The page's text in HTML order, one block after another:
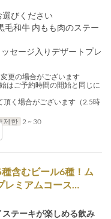
びください
毛和牛 内もも肉のステー
セージ入りデザートプレ
更の場合がございます
はご予約時間の開始と同じに
く場合がございます（2.5時
제한 2 ~ 30
含むビール6種！ム
レミアムコース…
テーキが楽しめる飲み